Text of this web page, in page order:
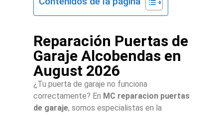
Reparación Puertas de
Garaje Alcobendas en
August 2026
¿Tu puerta de garaje no funciona
correctamente? En MC reparacion puertas
de garaje, somos especialistas en la